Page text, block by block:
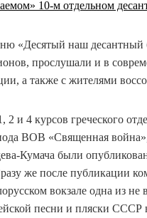
10-м отдельном
«Десятый наш десантный
прослушали и в
а также с жителями
2 и 4 курсов греческого
ВОВ «Священная
Кумача были
же после публикации
вокзале одна из
песни и пляски СССР